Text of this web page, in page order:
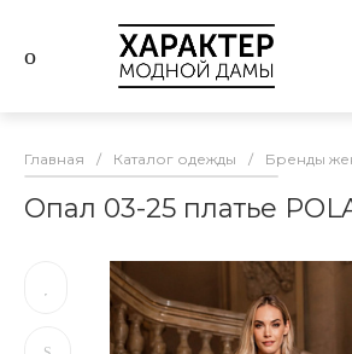
Главная / Каталог одежды / Бренды
Опал 03-25 платье